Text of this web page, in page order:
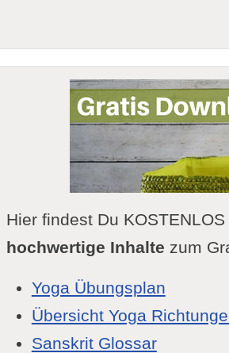
Hier findest Du KOSTENLOS
hochwertige Inhalte zum
Yoga Übungsplan
Übersicht Yoga
Sanskrit Glossar